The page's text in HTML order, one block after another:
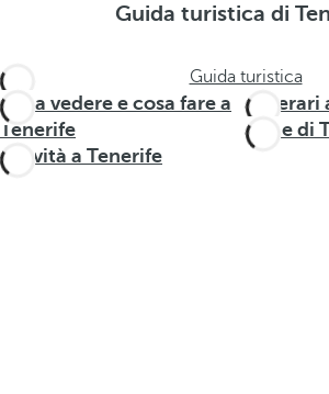
Guida turistica di
Guida turistica
Cosa vedere e cosa fare a
Tenerife
Itinerari
Zone di
Attività a Tenerife